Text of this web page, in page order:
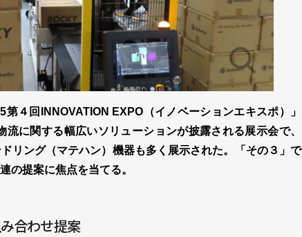
４回INNOVATION EXPO（イノベーションエキスポ）」
に関する幅広いソリューションが披露される展示会で、
リング（マテハン）機器も多く展示された。「その３」で
の提案に焦点を当てる。
合わせ提案